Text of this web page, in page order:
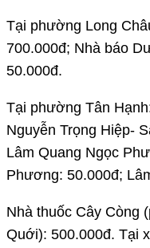
Tại phường Long
700.000đ; Nhà báo
50.000đ.
Tại phường Tân
Nguyễn Trọng Hiệp-
Lâm Quang Ngọc
Phương: 50.000đ;
Nhà thuốc Cây Còng
Quới): 500.000đ. Tại